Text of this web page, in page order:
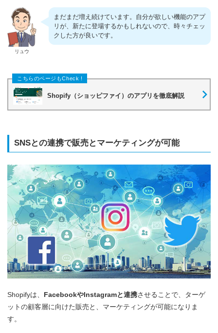
リュウ
まだまだ増え続けています。自分が欲しい機能のアプ
リが、新たに登場するかもしれないので、時々チェッ
クした方が良いです。
Shopify（ショッピファイ）のアプリを徹底解説
SNSとの連携で販売とマーケティングが可能
Shopifyは、 FacebookやInstagramと連携させることで、ターゲ
ットの顧客層に向けた販売と、マーケティングが可能になりま
す。